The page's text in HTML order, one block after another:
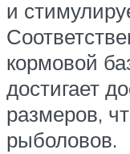
и
кормовой
достигает
размеров,
рыболовов.